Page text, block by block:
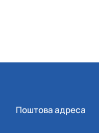
Поштова адреса